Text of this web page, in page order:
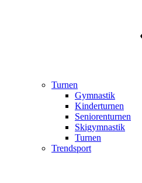
Turnen
Gymnastik
Kinderturnen
Seniorenturnen
Skigymnastik
Turnen
Trendsport